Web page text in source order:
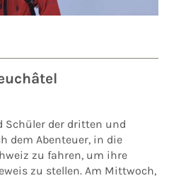
Schüler der dritten und
dem Abenteuer, in die
zu fahren, um ihre
zu stellen. Am Mittwoch,